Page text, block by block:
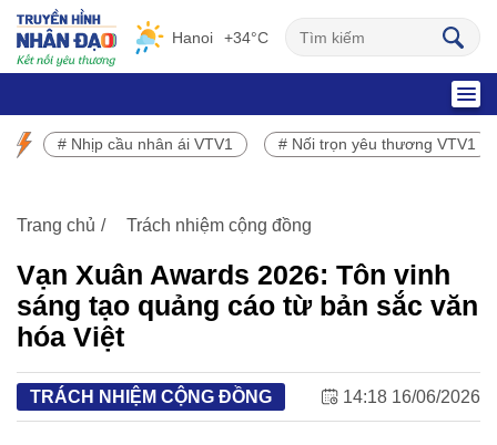
Hanoi +34°C
SỰ KIỆN NỔI BẬT
# Nhịp cầu nhân ái VTV1 # Nối trọn yêu thương VTV1
Trang chủ Trách nhiệm cộng đồng
Vạn Xuân Awards 2026: Tôn vinh
sáng tạo quảng cáo từ bản sắc văn
hóa Việt
TRÁCH NHIỆM CỘNG ĐỒNG 14:18 16/06/2026